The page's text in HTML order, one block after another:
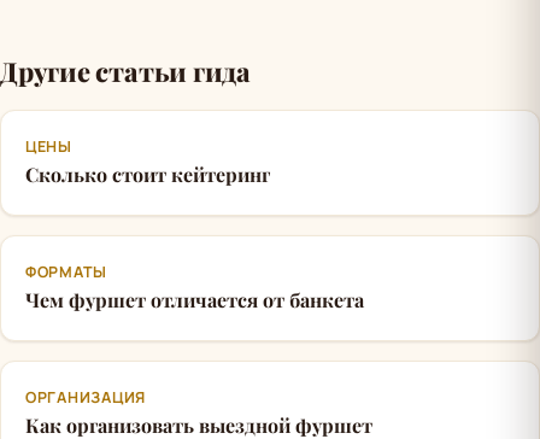
Другие статьи гида
ЦЕНЫ
Сколько стоит кейтеринг
ФОРМАТЫ
Чем фуршет отличается от банкета
ОРГАНИЗАЦИЯ
Как организовать выездной фуршет